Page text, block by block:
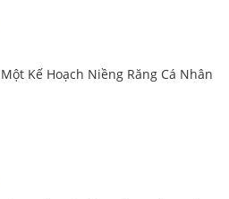
Kế Hoạch Niềng Răng Cá Nhân